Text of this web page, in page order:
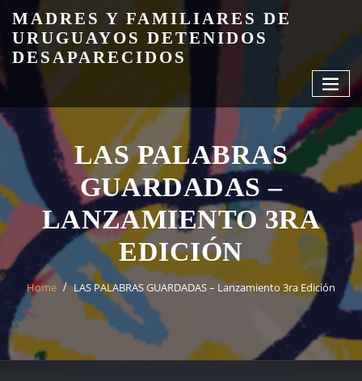
content
MADRES Y FAMILIARES DE
URUGUAYOS DETENIDOS
DESAPARECIDOS
LAS PALABRAS
GUARDADAS –
LANZAMIENTO 3RA
EDICIÓN
Home LAS PALABRAS GUARDADAS – Lanzamiento 3ra Edición